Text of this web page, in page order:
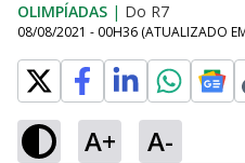
OLIMPÍADAS | Do R7
08/08/2021 - 00H36 (ATUALIZADO
A+ A-